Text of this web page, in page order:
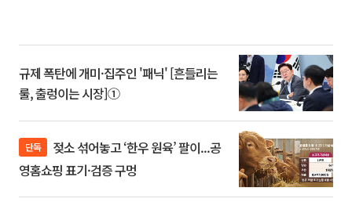
규제 폭탄에 개미·집주인 '패닉' [흔들리는
룰, 출렁이는 시장]①
단독
영홈쇼핑 표기·검증 구멍